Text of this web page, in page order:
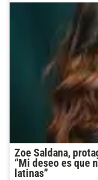
Zoe Saldana,
“Mi deseo es que
latinas”